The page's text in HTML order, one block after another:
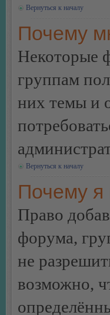
Вернуться к началу
Почему
Некоторые
группам
них темы и
Вернуться к началу
Почему я
Право
форума,
не
возможно,